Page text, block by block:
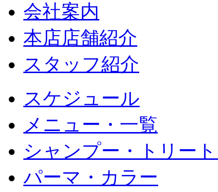
会社案内
本店店舗紹介
スタッフ紹介
スケジュール
メニュー・一覧
シャンプー・トリー
パーマ・カラー